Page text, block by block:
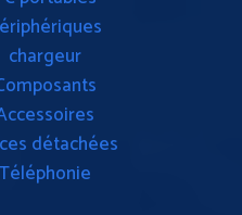
chargeur
détachées
Téléphonie